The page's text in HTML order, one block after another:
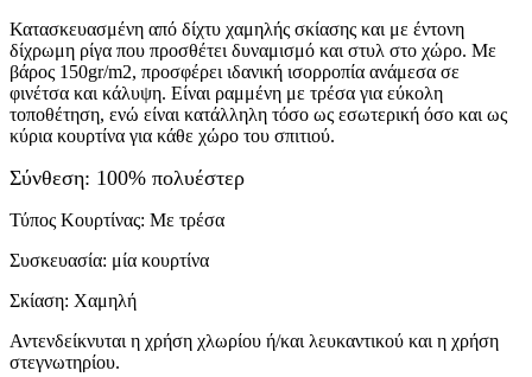
Κατασκευασμένη από δίχτυ χαμηλής σκίασης και με έντονη
δίχρωμη ρίγα που προσθέτει δυναμισμό και στυλ στο χώρο. Με
βάρος 150gr/m2, προσφέρει ιδανική ισορροπία ανάμεσα σε
φινέτσα και κάλυψη. Είναι ραμμένη με τρέσα για εύκολη
τοποθέτηση, ενώ είναι κατάλληλη τόσο ως εσωτερική όσο και ως
κύρια κουρτίνα για κάθε χώρο του σπιτιού.
Σύνθεση: 100% πολυέστερ
Τύπος Κουρτίνας: Με τρέσα
Συσκευασία: μία κουρτίνα
Σκίαση: Χαμηλή
Αντενδείκνυται η χρήση χλωρίου ή/και λευκαντικού και η χρήση
στεγνωτηρίου.